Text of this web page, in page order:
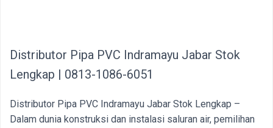
Distributor Pipa PVC Indramayu Jabar Stok
Lengkap | 0813-1086-6051
Distributor Pipa PVC Indramayu Jabar Stok Lengkap –
Dalam dunia konstruksi dan instalasi saluran air, pemilihan